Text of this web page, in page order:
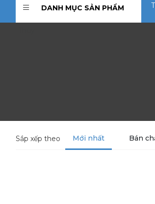
DANH MỤC SẢN PHẨM
Sắp xếp theo Mới nhất Bán